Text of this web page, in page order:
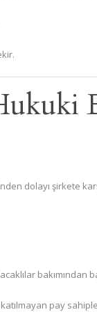
dolayı şirkete
bakımından
pay